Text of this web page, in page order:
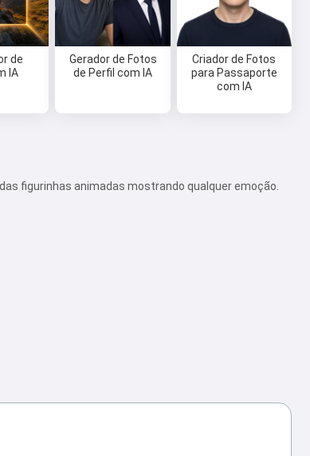
de
IA
Gerador de Fotos
de Perfil com IA
Criador de Fotos
para Passaporte
com IA
figurinhas animadas mostrando qualquer emoção.